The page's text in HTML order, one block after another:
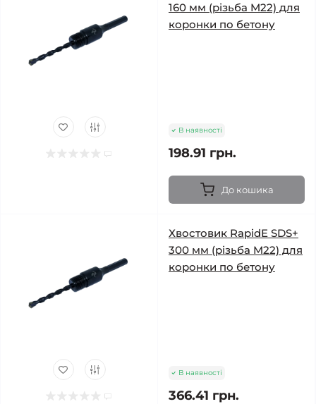
160 мм (різьба M22) для
коронки по бетону
В наявності
198.91 грн.
До кошика
Хвостовик RapidE SDS+
300 мм (різьба M22) для
коронки по бетону
В наявності
366.41 грн.